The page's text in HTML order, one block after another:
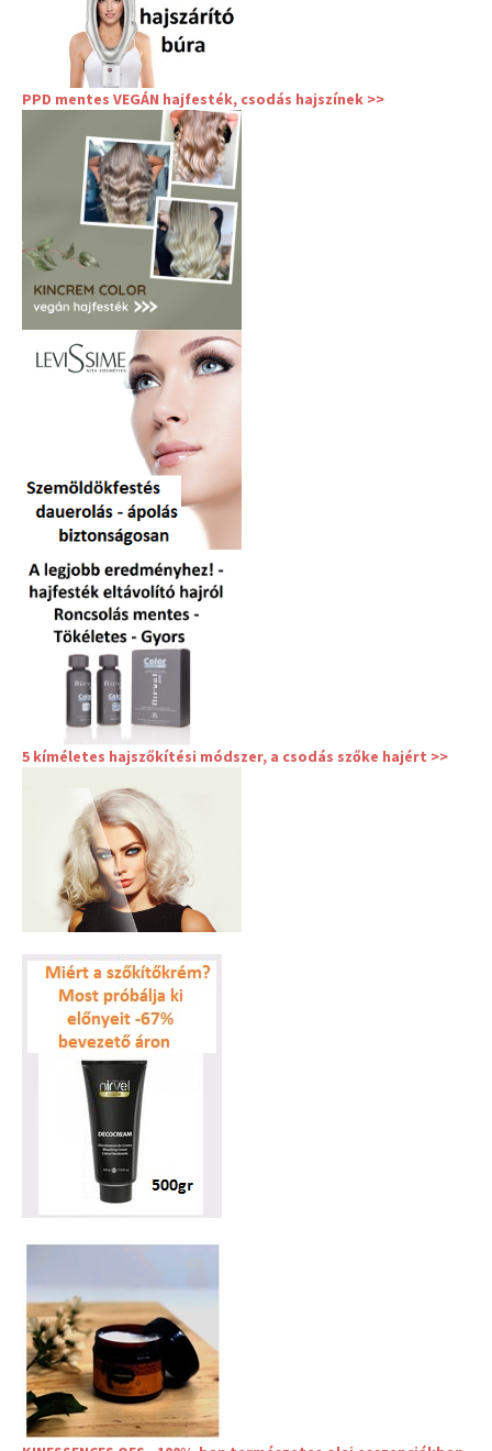
PPD mentes VEGÁN hajfesték, csodás hajszínek >>
5 kíméletes hajszőkítési módszer, a csodás szőke hajért >>